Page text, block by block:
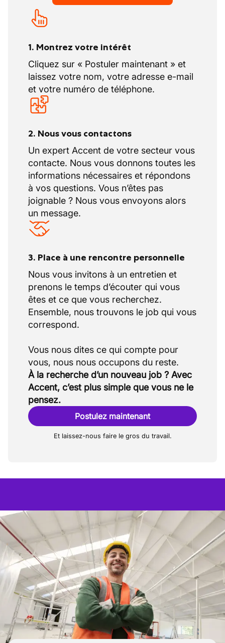
1. Montrez votre intérêt
Cliquez sur « Postuler maintenant » et
laissez votre nom, votre adresse e-mail
et votre numéro de téléphone.
2. Nous vous contactons
Un expert Accent de votre secteur vous
contacte. Nous vous donnons toutes les
informations nécessaires et répondons
à vos questions. Vous n’êtes pas
joignable ? Nous vous envoyons alors
un message.
3. Place à une rencontre personnelle
Nous vous invitons à un entretien et
prenons le temps d’écouter qui vous
êtes et ce que vous recherchez.
Ensemble, nous trouvons le job qui vous
correspond.
Vous nous dites ce qui compte pour
À la recherche d’un nouveau job ? Avec
Accent, c’est plus simple que vous ne le
pensez.
Postulez maintenant
Et laissez-nous faire le gros du travail.